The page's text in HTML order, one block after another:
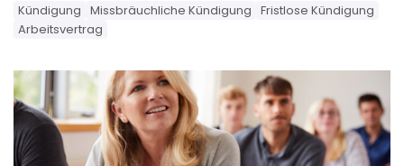
Kündigung Missbräuchliche Kündigung Fristlose Kündigung
Arbeitsvertrag